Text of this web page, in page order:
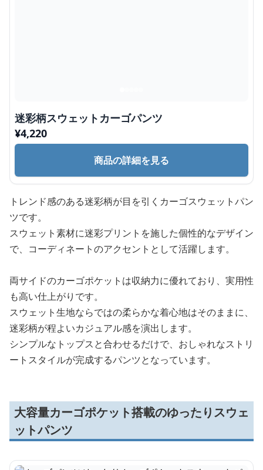
迷彩柄スウェットカーゴパンツ
¥4,220
商品の詳細を見る
トレンド感のある迷彩柄が目を引くカーゴスウェットパン
ツです。
スウェット素材に迷彩プリントを施した個性的なデザイン
で、コーディネートのアクセントとして活躍します。
両サイドのカーゴポケットは収納力に優れており、実用性
も高い仕上がりです。
スウェット生地ならではの柔らかな着心地はそのままに、
迷彩柄が程よいカジュアル感を演出します。
シンプルなトップスと合わせるだけで、おしゃれなストリ
ートスタイルが完成するパンツとなっています。
大容量カーゴポケット搭載のゆったりスウェ
ットパンツ